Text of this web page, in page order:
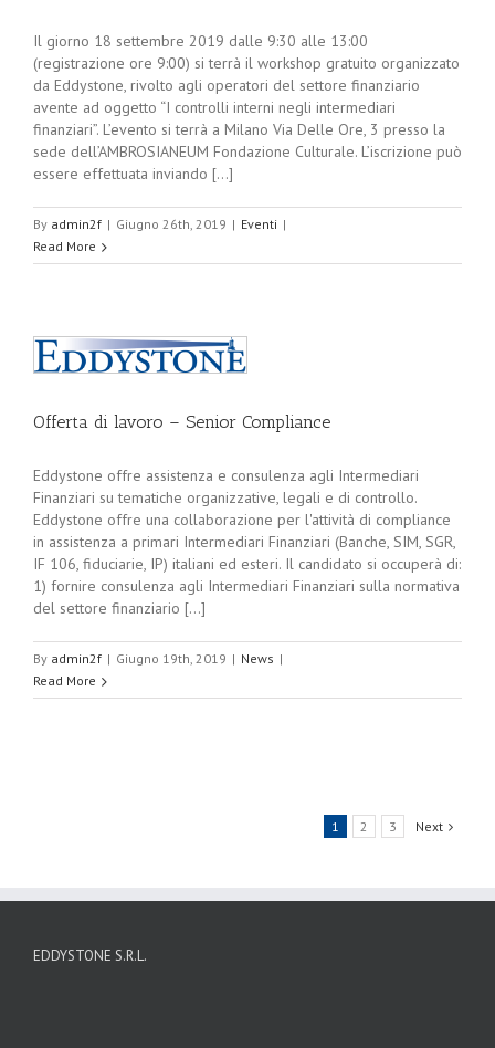
Il giorno 18 settembre 2019 dalle 9:30 alle 13:00
(registrazione ore 9:00) si terrà il workshop gratuito organizzato
da Eddystone, rivolto agli operatori del settore finanziario
avente ad oggetto “I controlli interni negli intermediari
finanziari”. L’evento si terrà a Milano Via Delle Ore, 3 presso la
sede dell’AMBROSIANEUM Fondazione Culturale. L’iscrizione può
essere effettuata inviando [...]
By admin2f | Giugno 26th, 2019 | Eventi |
Read More
Offerta di lavoro – Senior Compliance
Eddystone offre assistenza e consulenza agli Intermediari
Finanziari su tematiche organizzative, legali e di controllo.
Eddystone offre una collaborazione per l'attività di compliance
in assistenza a primari Intermediari Finanziari (Banche, SIM, SGR,
IF 106, fiduciarie, IP) italiani ed esteri. Il candidato si occuperà di:
1) fornire consulenza agli Intermediari Finanziari sulla normativa
del settore finanziario [...]
By admin2f | Giugno 19th, 2019 | News |
Read More
1 2 3 Next
EDDYSTONE S.R.L.